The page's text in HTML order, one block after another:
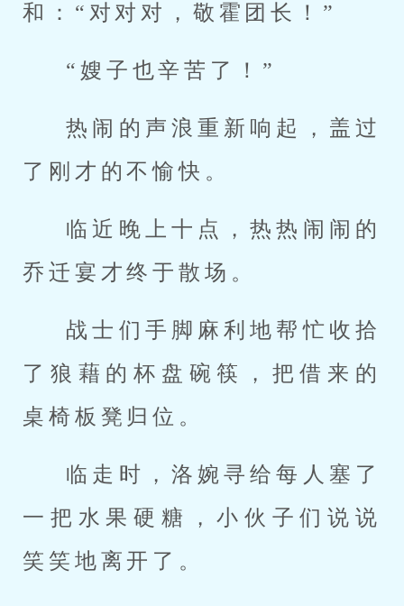
和：“对对对，敬霍团长！”
“嫂子也辛苦了！”
热闹的声浪重新响起，盖过
了刚才的不愉快。
临近晚上十点，热热闹闹的
乔迁宴才终于散场。
战士们手脚麻利地帮忙收拾
了狼藉的杯盘碗筷，把借来的
桌椅板凳归位。
临走时，洛婉寻给每人塞了
一把水果硬糖，小伙子们说说
笑笑地离开了。